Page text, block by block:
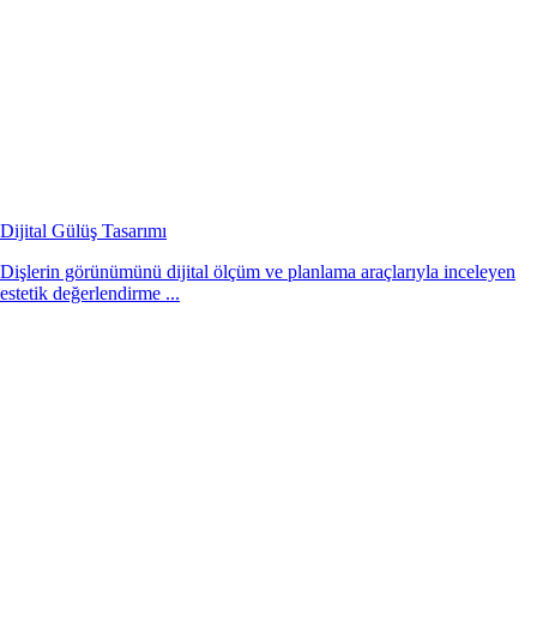
Dijital Gülüş Tasarımı
Dişlerin görünümünü dijital ölçüm ve planlama araçlarıyla inceleyen
estetik değerlendirme ...